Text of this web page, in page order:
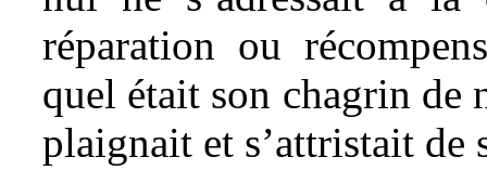
réparation ou
quel était son chagrin de
plaignait et s’attristait de